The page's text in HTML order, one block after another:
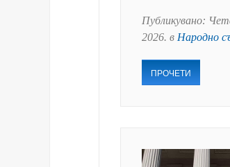
Публикувано:
2026. в Народно
ПРОЧЕТИ